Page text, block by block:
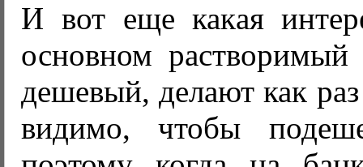
И вот еще какая
основном
дешевый, делают как
видимо, чтобы